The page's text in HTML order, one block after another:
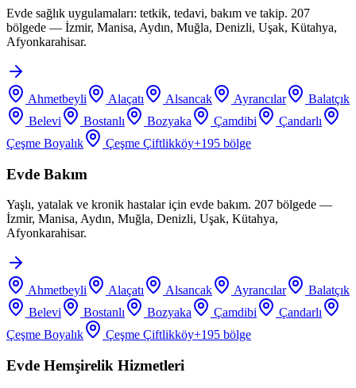
Evde sağlık uygulamaları: tetkik, tedavi, bakım ve takip. 207
bölgede — İzmir, Manisa, Aydın, Muğla, Denizli, Uşak, Kütahya,
Afyonkarahisar.
Ahmetbeyli Alaçatı Alsancak Ayrancılar
Balatçık
Belevi
Bostanlı Bozyaka Çamdibi
Çandarlı
Çeşme Boyalık
Çeşme Çiftlikköy+195 bölge
Evde Bakım
Yaşlı, yatalak ve kronik hastalar için evde bakım. 207 bölgede —
İzmir, Manisa, Aydın, Muğla, Denizli, Uşak, Kütahya,
Afyonkarahisar.
Ahmetbeyli Alaçatı Alsancak Ayrancılar
Balatçık
Belevi
Bostanlı Bozyaka Çamdibi
Çandarlı
Çeşme Boyalık
Çeşme Çiftlikköy+195 bölge
Evde Hemşirelik Hizmetleri